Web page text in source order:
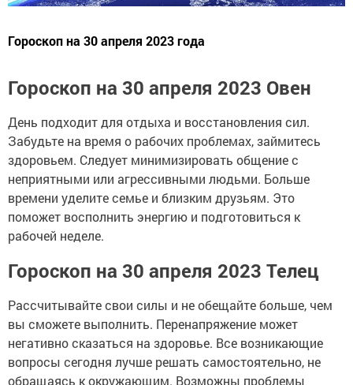
Гороскоп на 30 апреля 2023 года
Гороскоп на 30 апреля 2023 Овен
День подходит для отдыха и восстановления сил.
Забудьте на время о рабочих проблемах, займитесь
здоровьем. Следует минимизировать общение с
неприятными или агрессивными людьми. Больше
времени уделите семье и близким друзьям. Это
поможет восполнить энергию и подготовиться к
рабочей неделе.
Гороскоп на 30 апреля 2023 Телец
Рассчитывайте свои силы и не обещайте больше, чем
вы сможете выполнить. Перенапряжение может
негативно сказаться на здоровье. Все возникающие
вопросы сегодня лучше решать самостоятельно, не
обращаясь к окружающим. Возможны проблемы